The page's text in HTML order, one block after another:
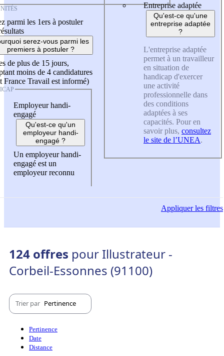
parmi les 1ers à postuler
serez-vous parmi les
premiers à postuler ?
de plus de 15 jours,
moins de 4 candidatures
France Travail est informé)
Employeur handi-
engagé
Qu'est-ce qu'un
employeur handi-
engagé ?
Un employeur handi-
engagé est un
employeur reconnu
Entreprise adaptée
Qu'est-ce qu'une
entreprise adaptée
?
L'entreprise adaptée
permet à un travailleur
en situation de
handicap d'exercer
une activité
professionnelle dans
des conditions
adaptées à ses
capacités. Pour en
savoir plus, consultez
le site de l’UNEA.
Appliquerles filtres
124 offres pour Illustrateur -
Corbeil-Essonnes (91100)
Trier par Pertinence
Pertinence
Date
Distance